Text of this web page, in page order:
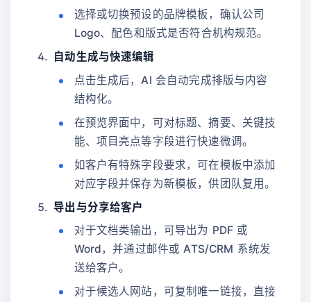
选择或切换预设的品牌模板，确认公司
Logo、配色和版式是否符合机构规范。
自动生成与快速编辑
点击生成后，AI 会自动完成排版与内容
结构化。
在预览界面中，可对标题、摘要、关键技
能、项目亮点等字段进行快速微调。
如客户有特殊字段要求，可在模板中添加
对应字段并保存为新模板，供团队复用。
导出与分享给客户
对于文档类输出，可导出为 PDF 或
Word，并通过邮件或 ATS/CRM 系统发
送给客户。
对于候选人网站，可复制唯一链接，直接